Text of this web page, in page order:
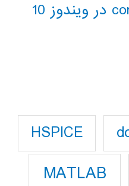
HSPICE
MATLAB